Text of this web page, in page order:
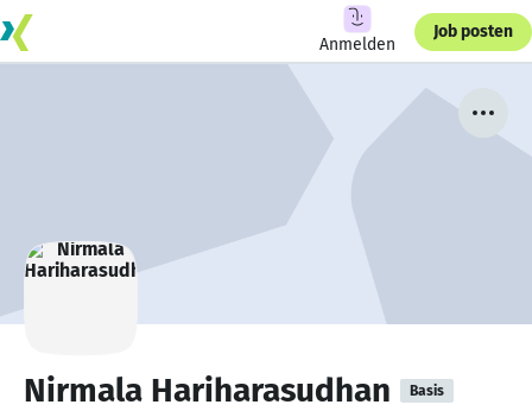
Anmelden
Job posten
Nirmala Hariharasudhan Basis